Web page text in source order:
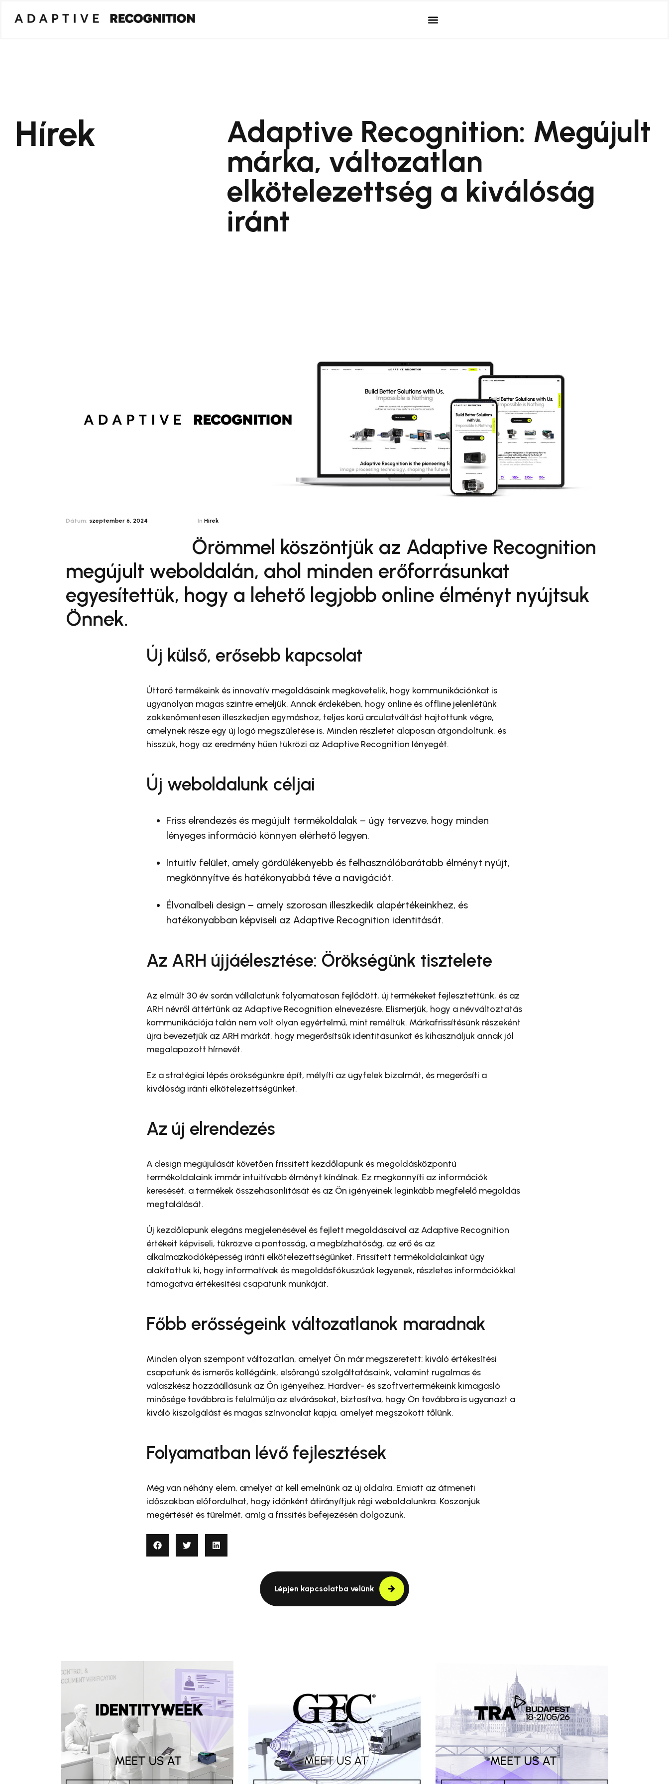
Hírek
Adaptive Recognition: Megújult
márka, változatlan
elkötelezettség a kiválóság
iránt
Dátum: szeptember 6, 2024 In Hírek
Örömmel köszöntjük az Adaptive Recognition
megújult weboldalán, ahol minden erőforrásunkat
egyesítettük, hogy a lehető legjobb online élményt nyújtsuk
Önnek.
Új külső, erősebb kapcsolat
Úttörő termékeink és innovatív megoldásaink megkövetelik, hogy kommunikációnkat is
ugyanolyan magas szintre emeljük. Annak érdekében, hogy online és offline jelenlétünk
zökkenőmentesen illeszkedjen egymáshoz, teljes körű arculatváltást hajtottunk végre,
amelynek része egy új logó megszületése is. Minden részletet alaposan átgondoltunk, és
hisszük, hogy az eredmény hűen tükrözi az Adaptive Recognition lényegét.
Új weboldalunk céljai
Friss elrendezés és megújult termékoldalak – úgy tervezve, hogy minden
lényeges információ könnyen elérhető legyen.
Intuitív felület, amely gördülékenyebb és felhasználóbarátabb élményt nyújt,
megkönnyítve és hatékonyabbá téve a navigációt.
Élvonalbeli design – amely szorosan illeszkedik alapértékeinkhez, és
hatékonyabban képviseli az Adaptive Recognition identitását.
Az ARH újjáélesztése: Örökségünk tisztelete
Az elmúlt 30 év során vállalatunk folyamatosan fejlődött, új termékeket fejlesztettünk, és az
ARH névről áttértünk az Adaptive Recognition elnevezésre. Elismerjük, hogy a névváltoztatás
kommunikációja talán nem volt olyan egyértelmű, mint reméltük. Márkafrissítésünk részeként
újra bevezetjük az ARH márkát, hogy megerősítsük identitásunkat és kihasználjuk annak jól
megalapozott hírnevét.
Ez a stratégiai lépés örökségünkre épít, mélyíti az ügyfelek bizalmát, és megerősíti a
kiválóság iránti elkötelezettségünket.
Az új elrendezés
A design megújulását követően frissített kezdőlapunk és megoldásközpontú
termékoldalaink immár intuitívabb élményt kínálnak. Ez megkönnyíti az információk
keresését, a termékek összehasonlítását és az Ön igényeinek leginkább megfelelő megoldás
megtalálását.
Új kezdőlapunk elegáns megjelenésével és fejlett megoldásaival az Adaptive Recognition
értékeit képviseli, tükrözve a pontosság, a megbízhatóság, az erő és az
alkalmazkodóképesség iránti elkötelezettségünket. Frissített termékoldalainkat úgy
alakítottuk ki, hogy informatívak és megoldásfókuszúak legyenek, részletes információkkal
támogatva értékesítési csapatunk munkáját.
Főbb erősségeink változatlanok maradnak
Minden olyan szempont változatlan, amelyet Ön már megszeretett: kiváló értékesítési
csapatunk és ismerős kollégáink, elsőrangú szolgáltatásaink, valamint rugalmas és
válaszkész hozzáállásunk az Ön igényeihez. Hardver- és szoftvertermékeink kimagasló
minősége továbbra is felülmúlja az elvárásokat, biztosítva, hogy Ön továbbra is ugyanazt a
kiváló kiszolgálást és magas színvonalat kapja, amelyet megszokott tőlünk.
Folyamatban lévő fejlesztések
Még van néhány elem, amelyet át kell emelnünk az új oldalra. Emiatt az átmeneti
időszakban előfordulhat, hogy időnként átirányítjuk régi weboldalunkra. Köszönjük
megértését és türelmét, amíg a frissítés befejezésén dolgozunk.
Lépjen kapcsolatba velünk